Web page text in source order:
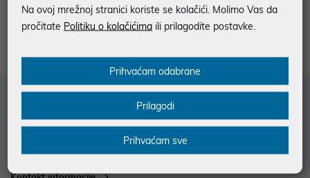
Služba za korisnike
Informacije za kupce
Na ovoj mrežnoj stranici koriste se kolačići. Molimo Vas da
pročitate Politiku o kolačićima ili prilagodite postavke.
Prihvaćam odabrane
Prilagodi
Prihvaćam sve